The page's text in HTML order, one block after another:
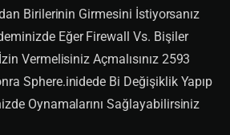
hizi
kacma olayi.
birbirleri ile savasma ola
Birilerinin Girmesini İstiyorsanız
Eğer Firewall Vs. Bişiler
Vermelisiniz Açmalısınız 2593
Sphere.inidede Bi Değişiklik Yapıp
Oynamalarını Sağlayabilirsiniz